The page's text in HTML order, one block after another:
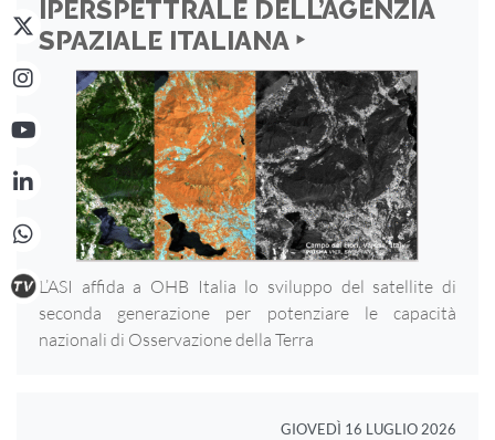
IPERSPETTRALE DELL’AGENZIA
SPAZIALE ITALIANA ‣
L’ASI affida a OHB Italia lo sviluppo del satellite di
seconda generazione per potenziare le capacità
nazionali di Osservazione della Terra
GIOVEDÌ 16 LUGLIO 2026